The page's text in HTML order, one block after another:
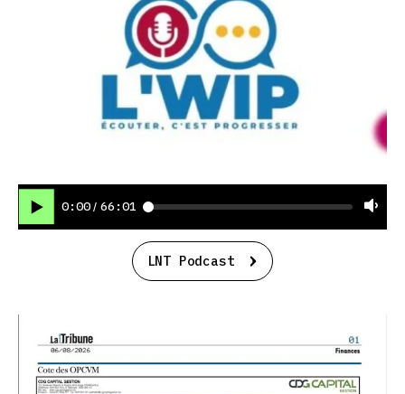
0:00 / 66:01
LNT Podcast